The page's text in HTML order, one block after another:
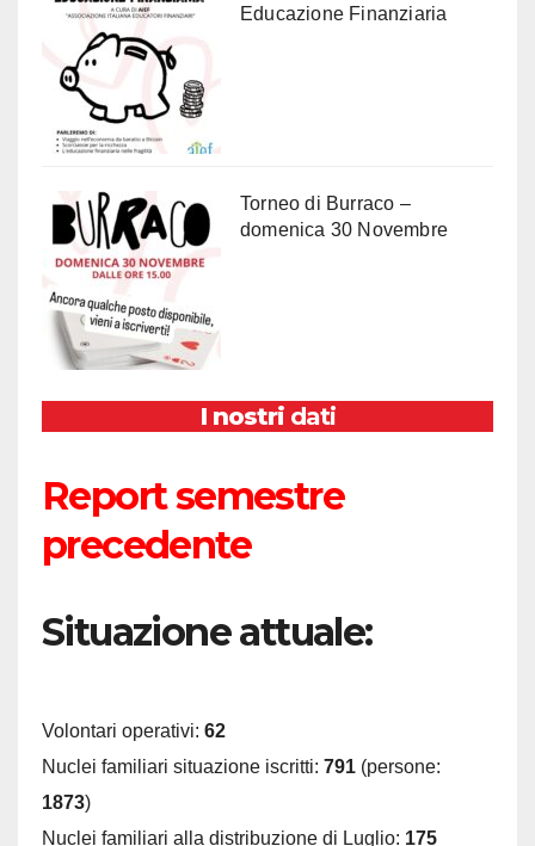
Educazione Finanziaria
Torneo di Burraco –
domenica 30 Novembre
I nostri dati
Report semestre
precedente
Situazione attuale:
Volontari operativi: 62
Nuclei familiari situazione iscritti: 791 (persone:
1873)
Nuclei familiari alla distribuzione di Luglio: 175